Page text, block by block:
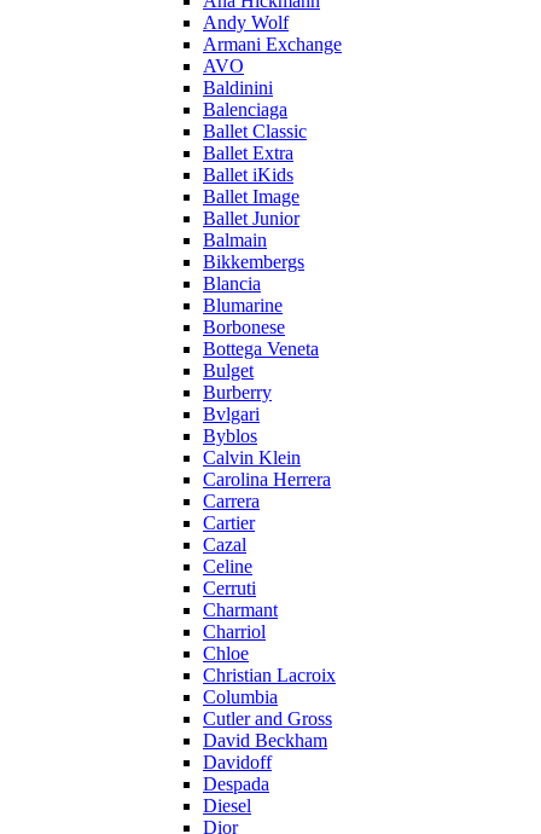
Andy Wolf
Armani Exchange
AVO
Baldinini
Balenciaga
Ballet Classic
Ballet Extra
Ballet iKids
Ballet Image
Ballet Junior
Balmain
Bikkembergs
Blancia
Blumarine
Borbonese
Bottega Veneta
Bulget
Burberry
Bvlgari
Byblos
Calvin Klein
Carolina Herrera
Carrera
Cartier
Cazal
Celine
Cerruti
Charmant
Charriol
Chloe
Christian Lacroix
Columbia
Cutler and Gross
David Beckham
Davidoff
Despada
Diesel
Dior